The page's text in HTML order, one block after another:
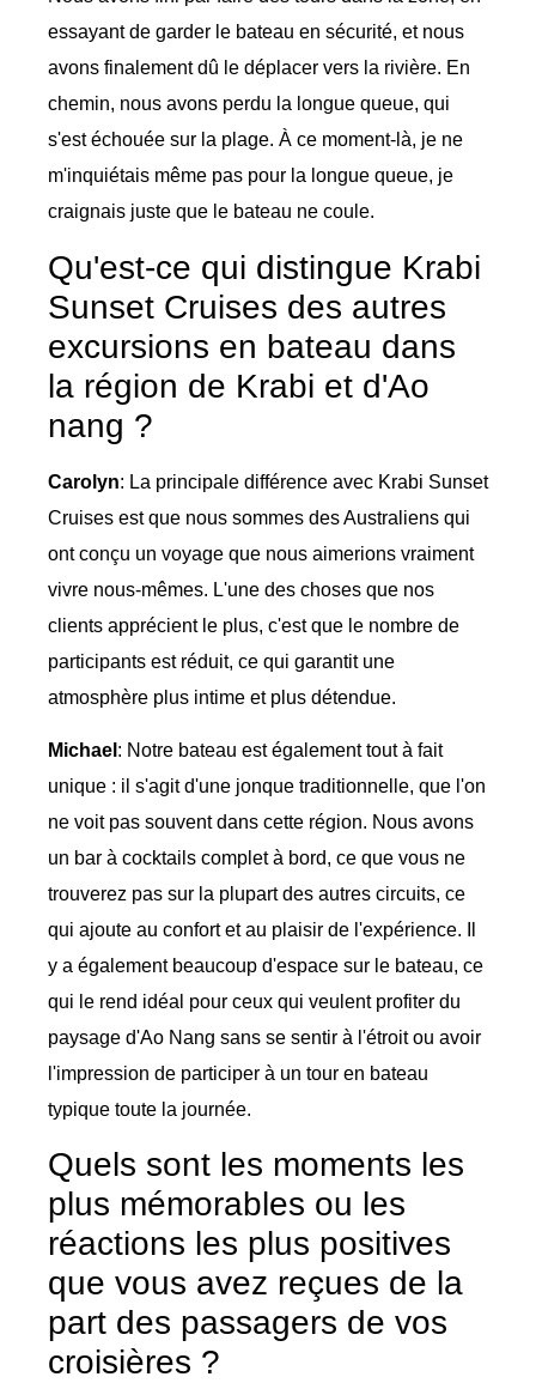
essayant de garder le bateau en sécurité, et nous
avons finalement dû le déplacer vers la rivière. En
chemin, nous avons perdu la longue queue, qui
s'est échouée sur la plage. À ce moment-là, je ne
m'inquiétais même pas pour la longue queue, je
craignais juste que le bateau ne coule.
Qu'est-ce qui distingue Krabi
Sunset Cruises des autres
excursions en bateau dans
la région de Krabi et d'Ao
nang ?
Carolyn: La principale différence avec Krabi Sunset
Cruises est que nous sommes des Australiens qui
ont conçu un voyage que nous aimerions vraiment
vivre nous-mêmes. L'une des choses que nos
clients apprécient le plus, c'est que le nombre de
participants est réduit, ce qui garantit une
atmosphère plus intime et plus détendue.
Michael : Notre bateau est également tout à fait
unique : il s'agit d'une jonque traditionnelle, que l'on
ne voit pas souvent dans cette région. Nous avons
un bar à cocktails complet à bord, ce que vous ne
trouverez pas sur la plupart des autres circuits, ce
qui ajoute au confort et au plaisir de l'expérience. Il
y a également beaucoup d'espace sur le bateau, ce
qui le rend idéal pour ceux qui veulent profiter du
paysage d'Ao Nang sans se sentir à l'étroit ou avoir
l'impression de participer à un tour en bateau
typique toute la journée.
Quels sont les moments les
plus mémorables ou les
réactions les plus positives
que vous avez reçues de la
part des passagers de vos
croisières ?